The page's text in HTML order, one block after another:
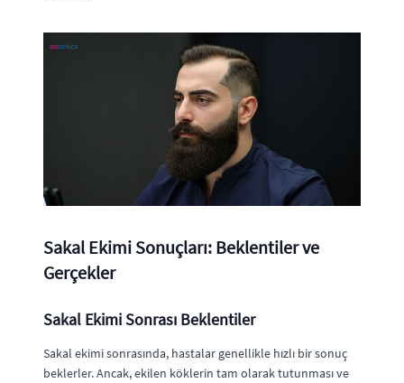
Sakal Ekimi Sonuçları: Beklentiler ve
Gerçekler
Sakal Ekimi Sonrası Beklentiler
Sakal ekimi sonrasında, hastalar genellikle hızlı bir sonuç
beklerler. Ancak, ekilen köklerin tam olarak tutunması ve